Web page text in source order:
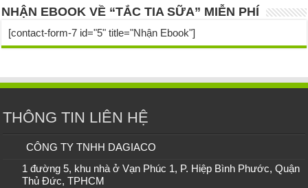
NHẬN EBOOK VỀ “TẮC TIA SỮA” MIỄN PHÍ
[contact-form-7 id="5" title="Nhận Ebook"]
THÔNG TIN LIÊN HỆ
CÔNG TY TNHH DAGIACO
1 đường 5, khu nhà ở Vạn Phúc 1, P. Hiệp Bình Phước, Quận
Thủ Đức, TPHCM